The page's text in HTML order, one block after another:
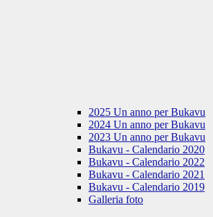
2025 Un anno per Bukavu
2024 Un anno per Bukavu
2023 Un anno per Bukavu
Bukavu - Calendario 2020
Bukavu - Calendario 2022
Bukavu - Calendario 2021
Bukavu - Calendario 2019
Galleria foto